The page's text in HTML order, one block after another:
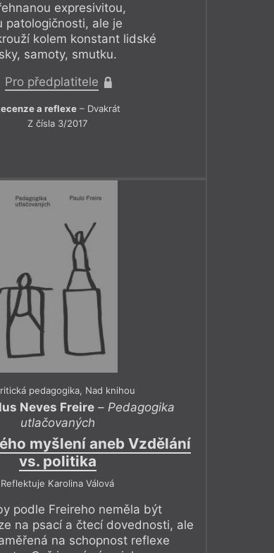
expresivitou,
patologičnosti, ale je
kolem konstant lidské
samoty, smutku.
Pro předplatitele
a reflexe – Dvakrát
Z čísla 3/2017
pedagogika, Nad knihou
Neves Freire –Pedagogika
utlačovaných
myšlení aneb Vzdělání
vs. politika
Reflektuje Karolina Válová
podle Freireho neměla být
na psací a čtecí dovednosti, ale
na schopnost reflexe